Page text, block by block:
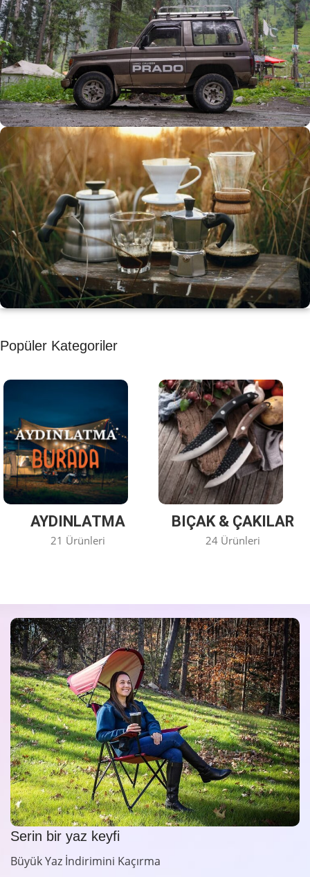
Alışverişe Başla
ARAÇ AKSESUARLARI
SATIŞ VE MONTAJ
Keşfet
KAHVE KEYFİ
Kahvemizi Denediniz mi ?
Keşfet
Popüler Kategoriler
AYDINLATMA
21 Ürünleri
BIÇAK & ÇAKILAR
24 Ürünleri
Serin bir yaz keyfi
Büyük Yaz İndirimini Kaçırma